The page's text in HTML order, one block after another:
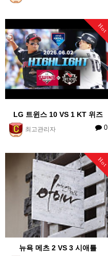
Hot
LG 트윈스 10 VS 1 KT 위즈
최고관리자 0
Hot
뉴욕 메츠 2 VS 3 시애틀